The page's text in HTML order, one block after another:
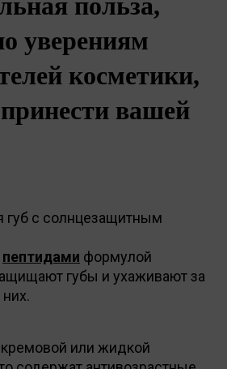
уверениям
косметики,
вашей
губ с солнцезащитным
пептидами формулой
губы и ухаживают за
или жидкой